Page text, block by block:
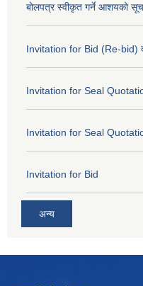
बोलपत्र स्वीकृत गर्ने आशयको
Invitation for Bid (Re-bid)
Invitation for Seal
Invitation for Seal
Invitation for Bid
अन्य